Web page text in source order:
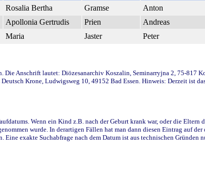
Rosalia Bertha Gramse Anton
Apollonia Gertrudis Prien Andreas
Maria Jaster Peter
Anschrift lautet: Diözesanarchiv Koszalin, Seminarryjna 2, 75-817
Krone, Ludwigsweg 10, 49152 Bad Essen. Hinweis: Derzeit ist
Wenn ein Kind z.B. nach der Geburt krank war, oder die Eltern
wurde. In derartigen Fällen hat man dann diesen Eintrag auf
exakte Suchabfrage nach dem Datum ist aus technischen Gründen